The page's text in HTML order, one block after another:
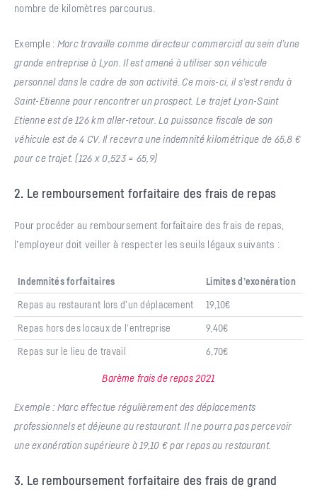
nombre de kilomètres parcourus.
Exemple : Marc travaille comme directeur commercial au sein d’une
grande entreprise à Lyon. Il est amené à utiliser son véhicule
personnel dans le cadre de son activité. Ce mois-ci, il s’est rendu à
Saint-Etienne pour rencontrer un prospect. Le trajet Lyon-Saint
Etienne est de 126 km aller-retour. La puissance fiscale de son
véhicule est de 4 CV. Il recevra une indemnité kilométrique de 65,8 €
pour ce trajet. (126 x 0,523 = 65,9)
2. Le remboursement forfaitaire des frais de repas
Pour procéder au remboursement forfaitaire des frais de repas,
l’employeur doit veiller à respecter les seuils légaux suivants :
Indemnités forfaitaires Limites d’exonération
Repas au restaurant lors d’un déplacement 19,10€
Repas hors des locaux de l’entreprise 9,40€
Repas sur le lieu de travail 6,70€
Barème frais de repas 2021
Exemple : Marc effectue régulièrement des déplacements
professionnels et déjeune au restaurant. Il ne pourra pas percevoir
une exonération supérieure à 19,10 € par repas au restaurant.
3. Le remboursement forfaitaire des frais de grand